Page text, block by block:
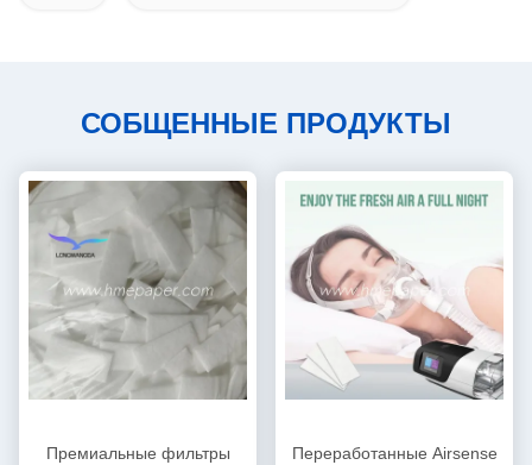
СОБЩЕННЫЕ ПРОДУКТЫ
Премиальные фильтры
Переработанные Airsense